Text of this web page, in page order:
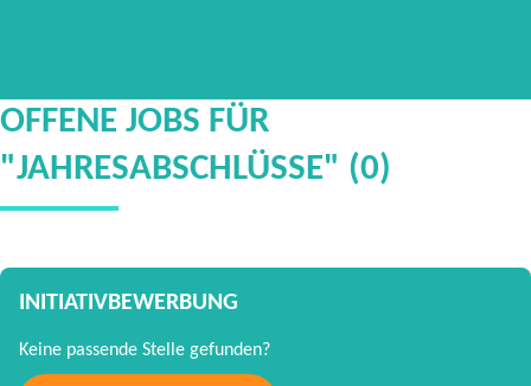
OFFENE JOBS FÜR
"JAHRESABSCHLÜSSE" (0)
INITIATIVBEWERBUNG
Keine passende Stelle gefunden?